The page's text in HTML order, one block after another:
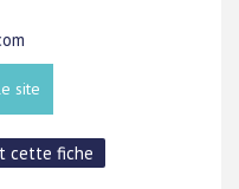
site